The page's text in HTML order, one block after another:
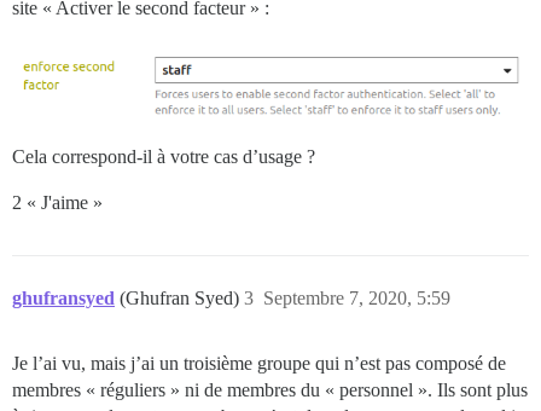
site « Activer le second facteur » :
Cela correspond-il à votre cas d’usage ?
2 « J'aime »
ghufransyed (Ghufran Syed) Septembre 7, 2020, 5:59
3
Je l’ai vu, mais j’ai un troisième groupe qui n’est pas composé de
membres « réguliers » ni de membres du « personnel ». Ils sont plus